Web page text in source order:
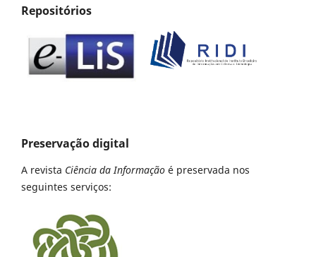
Repositórios
Preservação digital
A revista Ciência da Informação é preservada nos
seguintes serviços: